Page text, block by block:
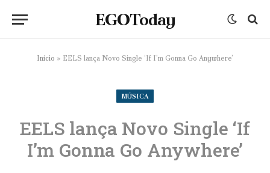
EGOToday
Início » EELS lança Novo Single ‘If I’m Gonna Go Anywhere’
MÚSICA
EELS lança Novo Single ‘If
I’m Gonna Go Anywhere’